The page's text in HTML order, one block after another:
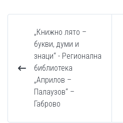
„Книжно лято –
букви, думи и
знаци“ - Регионална
библиотека
„Априлов –
Палаузов“ –
Габрово